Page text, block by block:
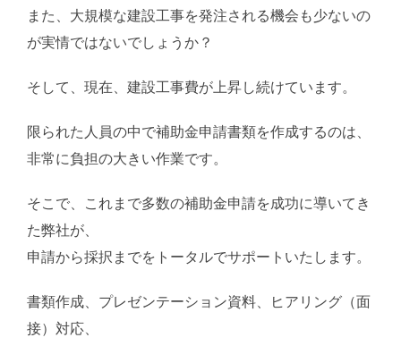
また、大規模な建設工事を発注される機会も少ないの
が実情ではないでしょうか？
そして、現在、建設工事費が上昇し続けています。
限られた人員の中で補助金申請書類を作成するのは、
非常に負担の大きい作業です。
そこで、これまで多数の補助金申請を成功に導いてき
た弊社が、
申請から採択までをトータルでサポートいたします。
書類作成、プレゼンテーション資料、ヒアリング（面
接）対応、